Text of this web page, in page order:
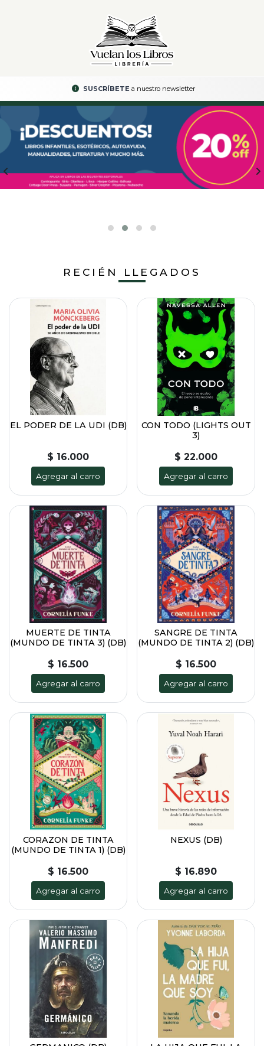
SUSCRÍBETE a nuestro newsletter
RECIÉN LLEGADOS
EL PODER DE LA UDI (DB)
$ 16.000
Agregar al carro
CON TODO (LIGHTS OUT
3)
$ 22.000
Agregar al carro
MUERTE DE TINTA
(MUNDO DE TINTA 3) (DB)
$ 16.500
Agregar al carro
SANGRE DE TINTA
(MUNDO DE TINTA 2) (DB)
$ 16.500
Agregar al carro
CORAZON DE TINTA
(MUNDO DE TINTA 1) (DB)
$ 16.500
Agregar al carro
NEXUS (DB)
$ 16.890
Agregar al carro